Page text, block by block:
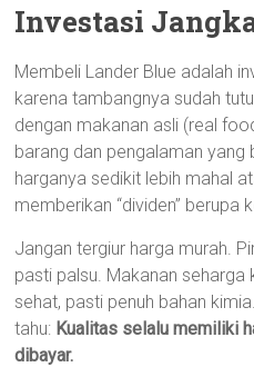
Investasi
Membeli Lander Blue adalah
karena tambangnya sudah
dengan makanan asli (real
barang dan pengalaman
harganya sedikit lebih mahal
memberikan “dividen” berupa
Jangan tergiur harga murah.
pasti palsu. Makanan seharga
sehat, pasti penuh bahan
tahu: Kualitas selalu memiliki
dibayar.